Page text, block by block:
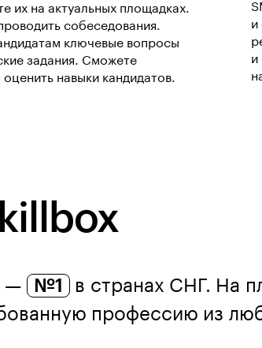
их на актуальных площадках.
собеседования.
ключевые вопросы
задания. Сможете
навыки кандидатов.
и
и
— №1
в странах СНГ. На
профессию из